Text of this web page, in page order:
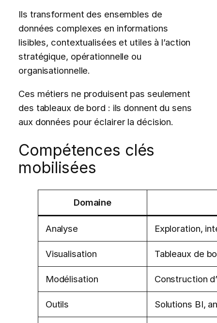
Ils transforment des ensembles de
données complexes en informations
lisibles, contextualisées et utiles à l’action
stratégique, opérationnelle ou
organisationnelle.
Ces métiers ne produisent pas seulement
des tableaux de bord : ils donnent du sens
aux données pour éclairer la décision.
Compétences clés
mobilisées
Domaine
Analyse Exploration,
Visualisation Tableaux de
Modélisation Construction
Outils Solutions BI,